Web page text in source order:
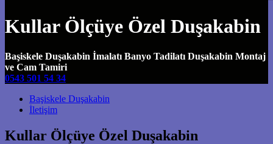
Kullar Ölçüye Özel Duşakabin
Başiskele Duşakabin İmalatı Banyo Tadilatı Duşakabin Montaj
ve Cam Tamiri
0543 501 54 34
Main Navigation
Başiskele Duşakabin
İletişim
Kullar Ölçüye Özel Duşakabin